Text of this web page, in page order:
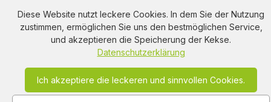
Diese Website nutzt leckere Cookies. In dem Sie der Nutzung
zustimmen, ermöglichen Sie uns den bestmöglichen Service,
und akzeptieren die Speicherung der Kekse.
Datenschutzerklärung
Ich akzeptiere die leckeren und sinnvollen Cookies.
die Kategorie/n Protein, Nahrungsergänzung
Gesundheit